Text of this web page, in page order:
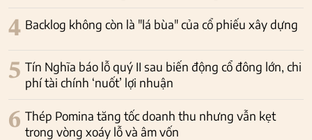
4 Backlog không còn là "lá bùa" của cổ phiếu xây dựng
5 Tín Nghĩa báo lỗ quý II sau biến động cổ đông lớn, chi
phí tài chính ‘nuốt’ lợi nhuận
6 Thép Pomina tăng tốc doanh thu nhưng vẫn kẹt
trong vòng xoáy lỗ và âm vốn